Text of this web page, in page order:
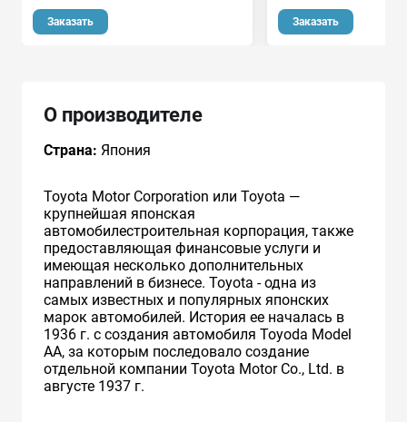
Заказать Заказать
О производителе
Страна: Япония
Toyota Motor Corporation или Toyota —
крупнейшая японская
автомобилестроительная корпорация, также
предоставляющая финансовые услуги и
имеющая несколько дополнительных
направлений в бизнесе. Toyota - одна из
самых известных и популярных японских
марок автомобилей. История ее началась в
1936 г. с создания автомобиля Toyoda Model
AA, за которым последовало создание
отдельной компании Toyota Motor Co., Ltd. в
августе 1937 г.